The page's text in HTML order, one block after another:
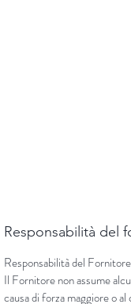
Responsabilità del
Responsabilità del Fornitore
Il Fornitore non assume
causa di forza maggiore o